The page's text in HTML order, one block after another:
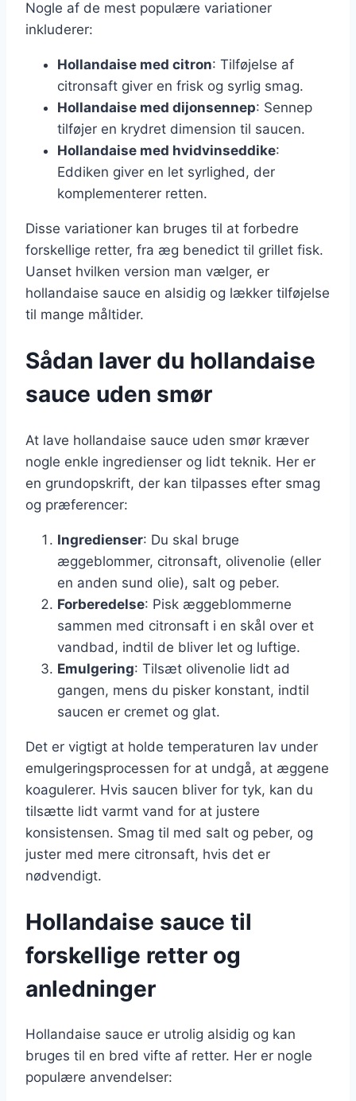
Nogle af de mest populære variationer
inkluderer:
Hollandaise med citron: Tilføjelse af
citronsaft giver en frisk og syrlig smag.
Hollandaise med dijonsennep: Sennep
tilføjer en krydret dimension til saucen.
Hollandaise med hvidvinseddike:
Eddiken giver en let syrlighed, der
komplementerer retten.
Disse variationer kan bruges til at forbedre
forskellige retter, fra æg benedict til grillet fisk.
Uanset hvilken version man vælger, er
hollandaise sauce en alsidig og lækker tilføjelse
til mange måltider.
Sådan laver du hollandaise
sauce uden smør
At lave hollandaise sauce uden smør kræver
nogle enkle ingredienser og lidt teknik. Her er
en grundopskrift, der kan tilpasses efter smag
og præferencer:
Ingredienser: Du skal bruge
æggeblommer, citronsaft, olivenolie (eller
en anden sund olie), salt og peber.
Forberedelse: Pisk æggeblommerne
sammen med citronsaft i en skål over et
vandbad, indtil de bliver let og luftige.
Emulgering: Tilsæt olivenolie lidt ad
gangen, mens du pisker konstant, indtil
saucen er cremet og glat.
Det er vigtigt at holde temperaturen lav under
emulgeringsprocessen for at undgå, at æggene
koagulerer. Hvis saucen bliver for tyk, kan du
tilsætte lidt varmt vand for at justere
konsistensen. Smag til med salt og peber, og
juster med mere citronsaft, hvis det er
nødvendigt.
Hollandaise sauce til
forskellige retter og
anledninger
Hollandaise sauce er utrolig alsidig og kan
bruges til en bred vifte af retter. Her er nogle
populære anvendelser: